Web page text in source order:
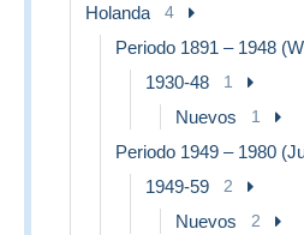
Holanda 4
Periodo 1891 – 1948
1930-48 1
Nuevos 1
Periodo 1949 – 1980
1949-59 2
Nuevos 2